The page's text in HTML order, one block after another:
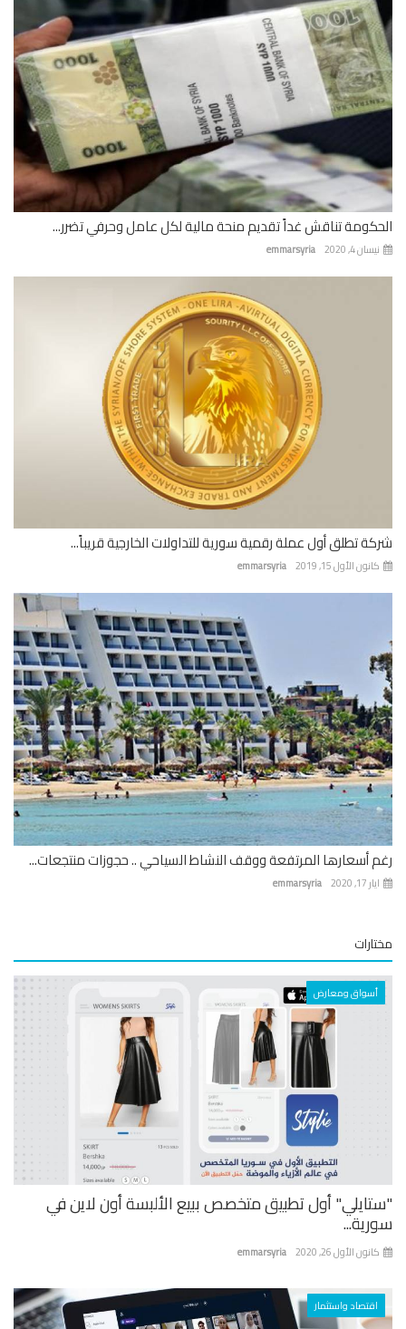
تناقش غداً تقديم منحة مالية لكل عامل وحرفي تضرر...
emmarsyria 4, 2020
تطلق أول عملة رقمية سورية للتداولات الخارجية قريباً...
emmarsyria الأول 15, 2019
أسعارها المرتفعة ووقف النشاط السياحي .. حجوزات منتجعات...
emmarsyria
أسواق ومعارض
أول تطبيق متخصص ببيع الألبسة أون لاين في
emmarsyria الأول 26, 2020
اقتصاد واستثمار